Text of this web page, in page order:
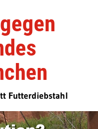
Futterdiebstahl